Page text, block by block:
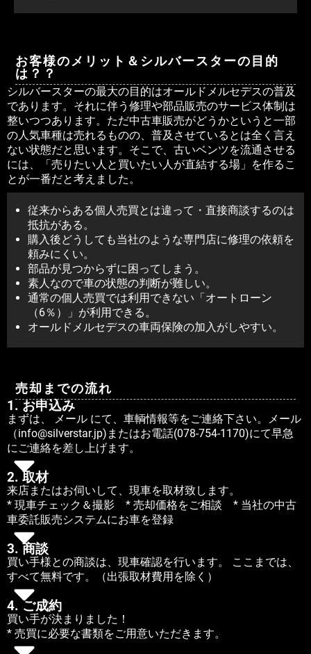
お客様のメリット＆シルバースターの目的
は？？
シルバースターの最大の目的はオールドメルセデスの普及
であります。それに伴う修理や部品販売のサービス体制は
整いつつあります。ただ中古車販売がどうかというと一部
の人気車種は売れるものの、普及させているとは全く言え
ない状態だと思います。そこで、古いベンツを流通させる
には、「売りたい人と買いたい人が直結する場」を作るこ
とが一番だと考えました。
従来からある個人売買とは違って・直接商談するのは
抵抗がある。
購入後どうしても当社のような専門店に修理の依頼を
頼みにくい。
部品が見つからずに困ってしまう。
素人なので車の状態の判断が難しい。
通常の個人売買では利用できない「オートローン
（6％）」が利用できる。
オールドメルセデスの車両保険の加入がしやすい。
売却までの流れ
1. お申込み
まずは、 メール にて、車輌情報等をご連絡下さい。メール
（info@silverstar.jp)またはお電話(078-754-1170)にて早急
にご連絡を差し上げます。
2. 取材
来店またはお伺いして、現車を取材致します。
* 現車チェック＆撮影 * 売却価格をご相談 * 当社の中古
車委託販売システムにお車を登録
3. 商談
買い手様との商談は、現車確認を行います。 ここまでは、
すべて無料です。（出張取材費用を除く）
4. ご成約
買い手が決まりました！
* 売買に必要な書類をご用意いただきます。